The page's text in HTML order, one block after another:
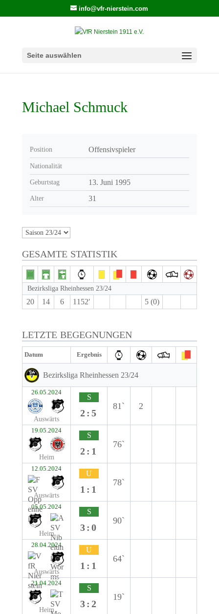
info@vfr-nierstein.com
Seite auswählen
Michael Schmuck
Position Offensivspieler
Nationalität
Geburtstag 13. Juni 1995
Alter 31
GESAMTE STATISTIK
Bezirksliga Rheinhessen 23/24
20 14 6 1152′ 5 (0)
LETZTE BEGEGNUNGEN
Datum Ergebnis
Bezirksliga Rheinhessen 23/24
26.05.2024
Auswärts
S
2:5
81` 2
19.05.2024
Heim
S
2:1
76`
12.05.2024
Auswärts
U
1:1
78`
05.05.2024
Heim
S
3:0
90`
28.04.2024
Auswärts
U
1:1
64`
21.04.2024
Heim
S
3:2
19`